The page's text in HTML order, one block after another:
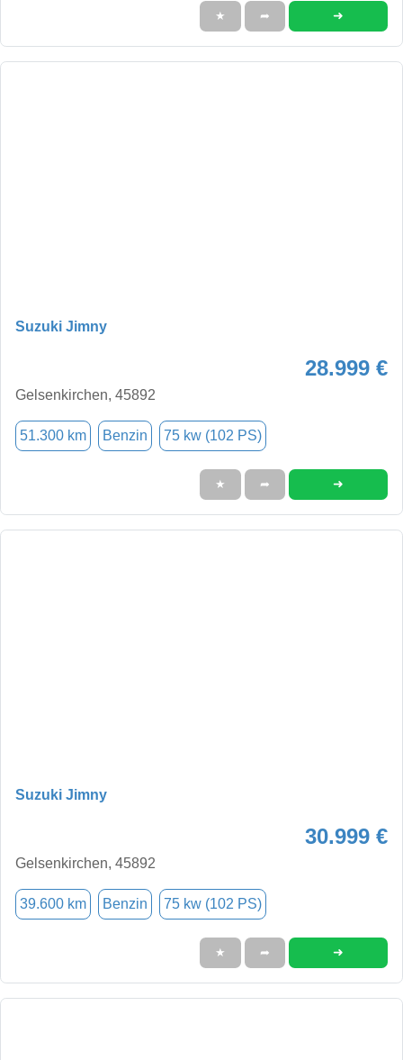
★ ➦ ➜
Suzuki Jimny
28.999 €
Gelsenkirchen, 45892
51.300 km Benzin 75 kw (102 PS)
★ ➦ ➜
Suzuki Jimny
30.999 €
Gelsenkirchen, 45892
39.600 km Benzin 75 kw (102 PS)
★ ➦ ➜